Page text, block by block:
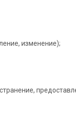
изменение);